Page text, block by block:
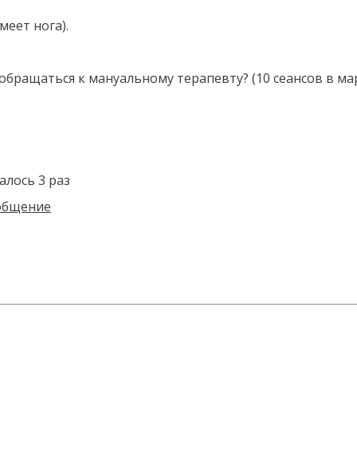
нога).
к мануальному терапевту? (10 сеансов в
3 раз